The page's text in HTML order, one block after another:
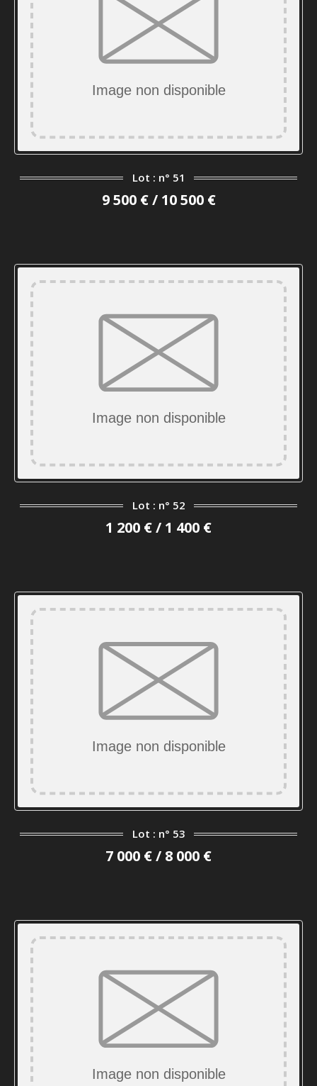
Lot : n° 51
9 500 € / 10 500 €
Lot : n° 52
1 200 € / 1 400 €
Lot : n° 53
7 000 € / 8 000 €